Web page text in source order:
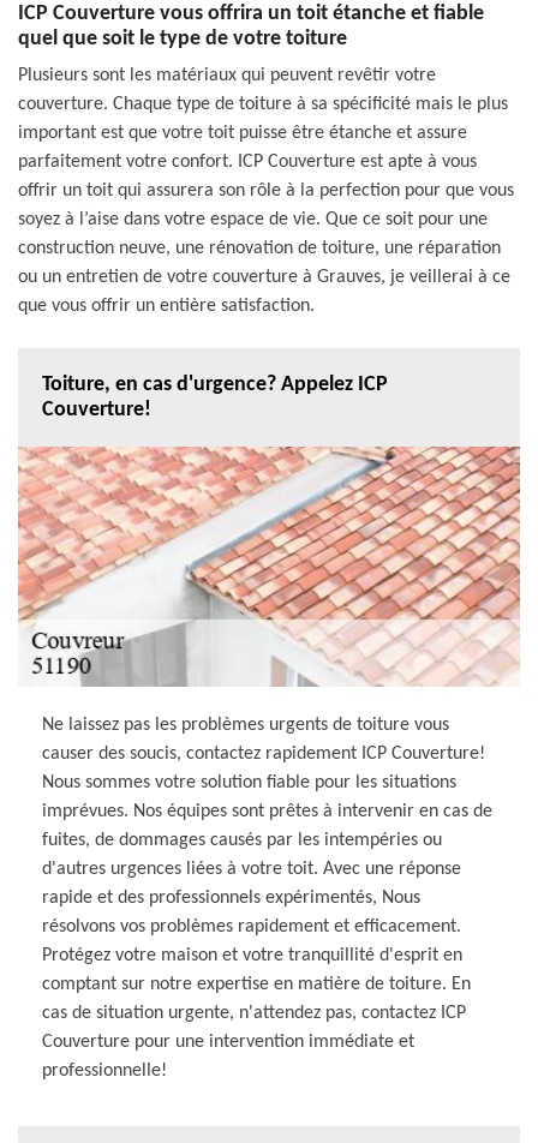
ICP Couverture vous offrira un toit étanche et fiable
quel que soit le type de votre toiture
Plusieurs sont les matériaux qui peuvent revêtir votre
couverture. Chaque type de toiture à sa spécificité mais le plus
important est que votre toit puisse être étanche et assure
parfaitement votre confort. ICP Couverture est apte à vous
offrir un toit qui assurera son rôle à la perfection pour que vous
soyez à l’aise dans votre espace de vie. Que ce soit pour une
construction neuve, une rénovation de toiture, une réparation
ou un entretien de votre couverture à Grauves, je veillerai à ce
que vous offrir un entière satisfaction.
Toiture, en cas d'urgence? Appelez ICP
Couverture!
Ne laissez pas les problèmes urgents de toiture vous
causer des soucis, contactez rapidement ICP Couverture!
Nous sommes votre solution fiable pour les situations
imprévues. Nos équipes sont prêtes à intervenir en cas de
fuites, de dommages causés par les intempéries ou
d'autres urgences liées à votre toit. Avec une réponse
rapide et des professionnels expérimentés, Nous
résolvons vos problèmes rapidement et efficacement.
Protégez votre maison et votre tranquillité d'esprit en
comptant sur notre expertise en matière de toiture. En
cas de situation urgente, n'attendez pas, contactez ICP
Couverture pour une intervention immédiate et
professionnelle!